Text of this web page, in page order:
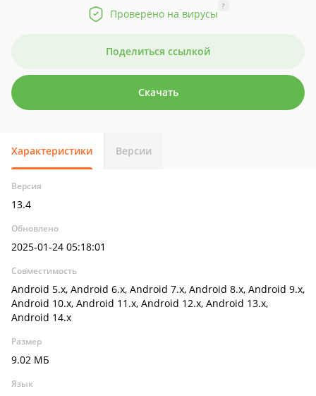
Проверено на вирусы
?
Поделиться ссылкой
Скачать
Характеристики Версии
Версия
13.4
Обновлено
2025-01-24 05:18:01
Совместимость
Android 5.x, Android 6.x, Android 7.x, Android 8.x, Android 9.x,
Android 10.x, Android 11.x, Android 12.x, Android 13.x,
Android 14.x
Размер
9.02 МБ
Язык